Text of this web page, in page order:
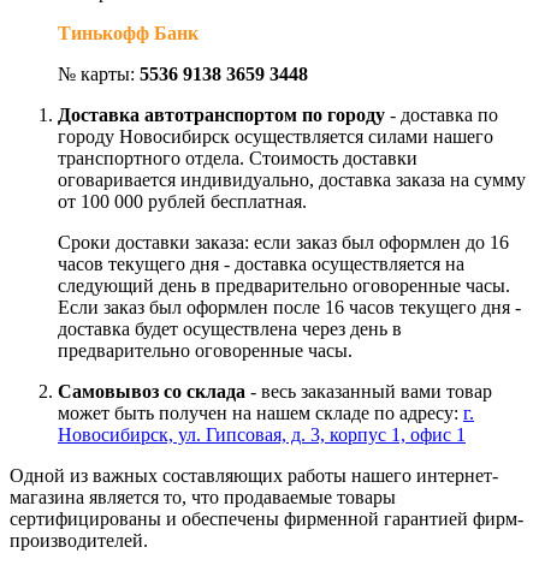
Тинькофф Банк
№ карты: 5536 9138 3659 3448
Доставка автотранспортом по городу - доставка по
городу Новосибирск осуществляется силами нашего
транспортного отдела. Стоимость доставки
оговаривается индивидуально, доставка заказа на сумму
от 100 000 рублей бесплатная.
Сроки доставки заказа: если заказ был оформлен до 16
часов текущего дня - доставка осуществляется на
следующий день в предварительно оговоренные часы.
Если заказ был оформлен после 16 часов текущего дня -
доставка будет осуществлена через день в
предварительно оговоренные часы.
Самовывоз со склада - весь заказанный вами товар
может быть получен на нашем складе по адресу: г.
Новосибирск, ул. Гипсовая, д. 3, корпус 1, офис 1
Одной из важных составляющих работы нашего интернет-
магазина является то, что продаваемые товары
сертифицированы и обеспечены фирменной гарантией фирм-
производителей.